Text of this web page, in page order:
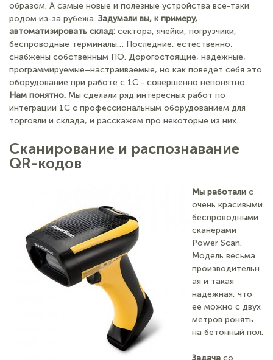
образом. А самые новые и полезные устройства все-таки
родом из-за рубежа. Задумали вы, к примеру,
автоматизировать склад: сектора, ячейки, погрузчики,
беспроводные терминалы… Последние, естественно,
снабжены собственным ПО. Дорогостоящие, надежные,
программируемые–настраиваемые, но как поведет себя это
оборудование при работе с 1С - совершенно непонятно.
Нам понятно. Мы сделали ряд интересных работ по
интеграции 1С с профессиональным оборудованием для
торговли и склада, и расскажем про некоторые из них.
Сканирование и распознавание
QR-кодов
Мы работали с
очень красивыми
беспроводными
сканерами
Power Scan.
Модель весьма
производительн
ая и такая
надежная, что
ее можно с двух
метров ронять
на бетонный пол.